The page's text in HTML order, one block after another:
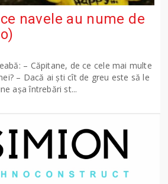
navele au nume de
– Căpitane, de ce cele mai multe
– Dacă ai şti cît de greu este să le
așa întrebări st...